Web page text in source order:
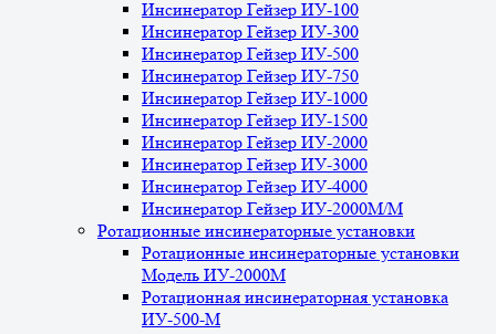
Инсинератор Гейзер ИУ-100
Инсинератор Гейзер ИУ-300
Инсинератор Гейзер ИУ-500
Инсинератор Гейзер ИУ-750
Инсинератор Гейзер ИУ-1000
Инсинератор Гейзер ИУ-1500
Инсинератор Гейзер ИУ-2000
Инсинератор Гейзер ИУ-3000
Инсинератор Гейзер ИУ-4000
Инсинератор Гейзер ИУ-2000М/М
Ротационные инсинераторные установки
Ротационные инсинераторные установки
Модель ИУ-2000М
Ротационная инсинераторная установка
ИУ-500-М